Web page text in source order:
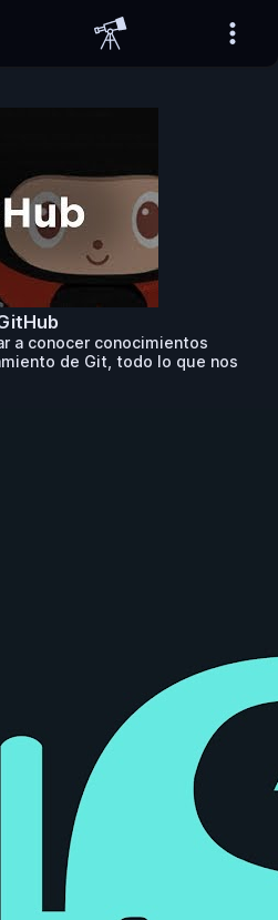
a conocer conocimientos
de Git, todo lo que nos